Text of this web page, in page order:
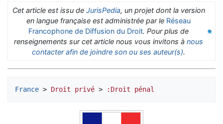
Cet article est issu de JurisPedia, un projet dont la version
en langue française est administrée par le Réseau
Francophone de Diffusion du Droit. Pour plus de
renseignements sur cet article nous vous invitons à nous
contacter afin de joindre son ou ses auteur(s).
France > Droit privé > :Droit pénal